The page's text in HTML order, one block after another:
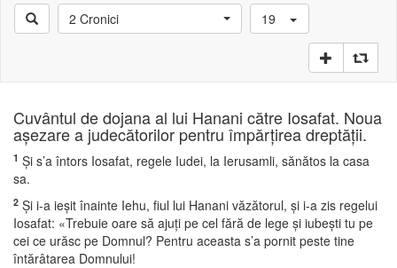
2 Cronici 19
Cuvântul de dojana al lui Hanani către Iosafat. Noua
aşezare a judecătorilor pentru împărţirea dreptăţii.
1 Şi s’a întors Iosafat, regele Iudei, la Ierusamli, sănătos la casa
sa.
2 Şi i-a ieşit înainte Iehu, fiul lui Hanani văzătorul, şi i-a zis regelui
Iosafat: «Trebuie oare să ajuţi pe cel fără de lege şi iubeşti tu pe
cei ce urăsc pe Domnul? Pentru aceasta s’a pornit peste tine
întărâtarea Domnului!